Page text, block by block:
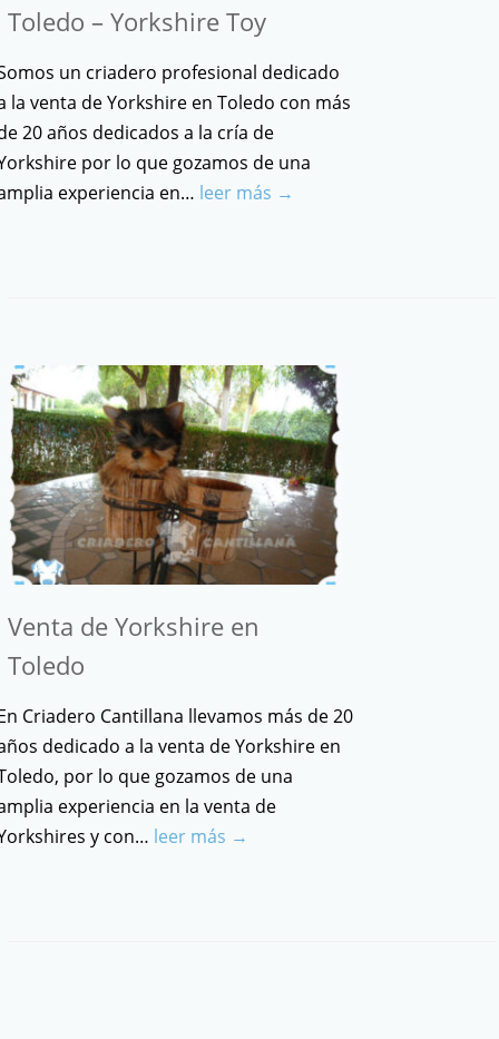
Toledo – Yorkshire Toy
un criadero profesional dedicado
la venta de Yorkshire en Toledo con más
20 años dedicados a la cría de
por lo que gozamos de una
experiencia en… leer más →
Venta de Yorkshire en
Toledo
Criadero Cantillana llevamos más de 20
dedicado a la venta de Yorkshire en
por lo que gozamos de una
experiencia en la venta de
y con… leer más →